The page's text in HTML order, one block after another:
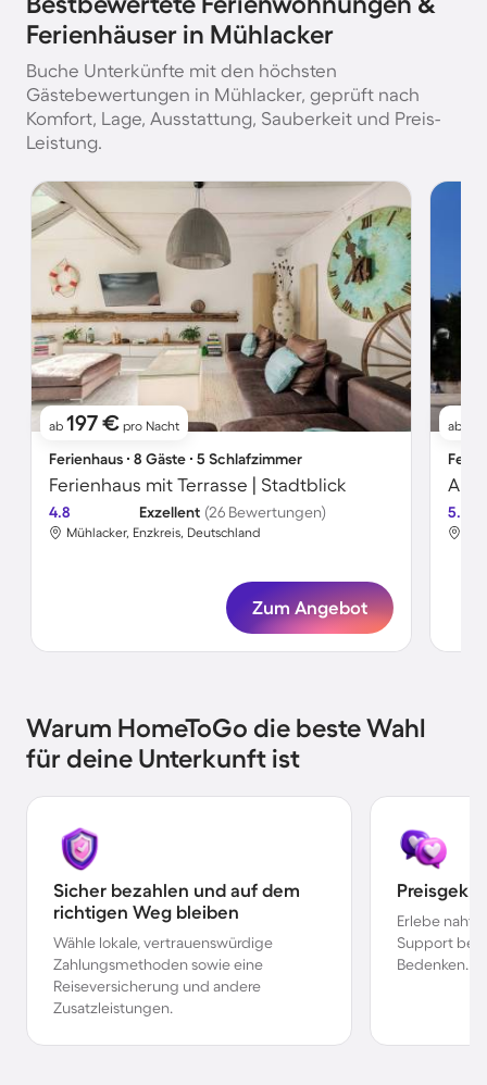
Ferienhäuser in Mühlacker
Buche Unterkünfte mit den höchsten
Gästebewertungen in Mühlacker, geprüft nach
Komfort, Lage, Ausstattung, Sauberkeit und Preis-
Leistung.
ab 197 € pro Nacht
Ferienhaus ∙ 8 Gäste ∙ 5 Schlafzimmer
Ferienhaus mit Terrasse | Stadtblick
4.8 Exzellent (26 Bewertungen)
Mühlacker, Enzkreis, Deutschland
Zum Angebot
ab
5.0
Warum HomeToGo die beste Wahl
für deine Unterkunft ist
Sicher bezahlen und auf dem
richtigen Weg bleiben
Wähle lokale, vertrauenswürdige
Zahlungsmethoden sowie eine
Reiseversicherung und andere
Zusatzleistungen.
Erlebe
Support bei
Bedenken.